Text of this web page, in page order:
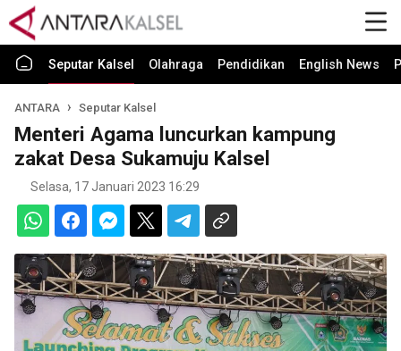
Seputar Kalsel Olahraga Pendidikan English News
ANTARA Seputar Kalsel
Menteri Agama luncurkan kampung
zakat Desa Sukamuju Kalsel
Selasa, 17 Januari 2023 16:29